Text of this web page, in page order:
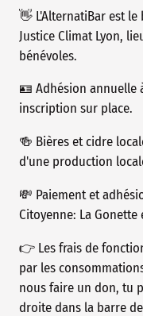
👋 L'AlternatiBar est
Justice Climat Lyon,
bénévoles.
🪪 Adhésion annuelle
inscription sur place.
🍻 Bières et cidre
d'une production
💸 Paiement et
Citoyenne: La Gonette
👉 Les frais de
par les
nous faire un don, tu
droite dans la barre